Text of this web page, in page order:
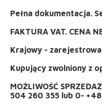
Pełna dokumentacja.
FAKTURA VAT. CENA
Krajowy -
Kupujący zwolniony z
MOŻLIWOŚĆ
504 260 355 lub 0-